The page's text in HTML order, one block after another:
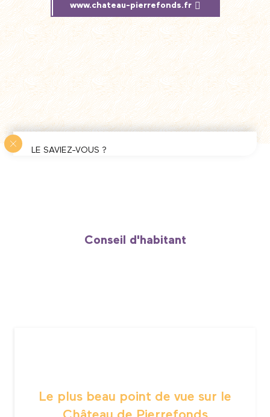
www.chateau-pierrefonds.fr
LE SAVIEZ-VOUS ?
Conseil d'habitant
Le plus beau point de vue sur le